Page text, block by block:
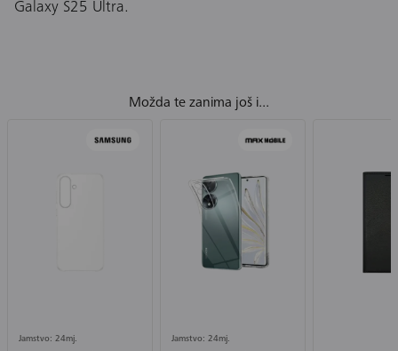
Galaxy S25 Ultra.
Možda te zanima još i...
Jamstvo: 24mj. Jamstvo: 24mj.